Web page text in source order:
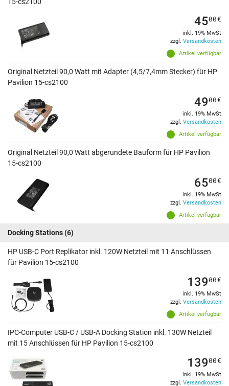
15-cs2100
Artikel verfügbar
4500€
inkl. 19% MwSt
zzgl. Versandkosten
Original Netzteil 90,0 Watt mit Adapter (4,5/7,4mm Stecker) für HP
Pavilion 15-cs2100
Artikel verfügbar
4900€
inkl. 19% MwSt
zzgl. Versandkosten
Original Netzteil 90,0 Watt abgerundete Bauform für HP Pavilion
15-cs2100
Artikel verfügbar
6500€
inkl. 19% MwSt
zzgl. Versandkosten
Docking Stations(6)
HP USB-C Port Replikator inkl. 120W Netzteil mit 11 Anschlüssen
für Pavilion 15-cs2100
Artikel verfügbar
13900€
inkl. 19% MwSt
zzgl. Versandkosten
IPC-Computer USB-C / USB-A Docking Station inkl. 130W Netzteil
mit 15 Anschlüssen für HP Pavilion 15-cs2100
13900€
inkl. 19% MwSt
zzgl. Versandkosten